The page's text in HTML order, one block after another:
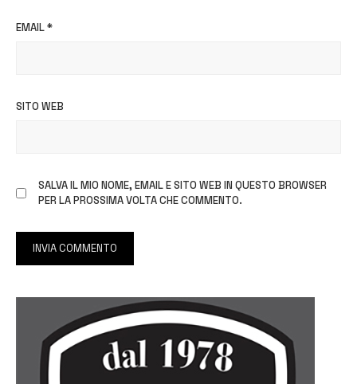
EMAIL*
SITO WEB
SALVA IL MIO NOME, EMAIL E SITO WEB IN QUESTO BROWSER
PER LA PROSSIMA VOLTA CHE COMMENTO.